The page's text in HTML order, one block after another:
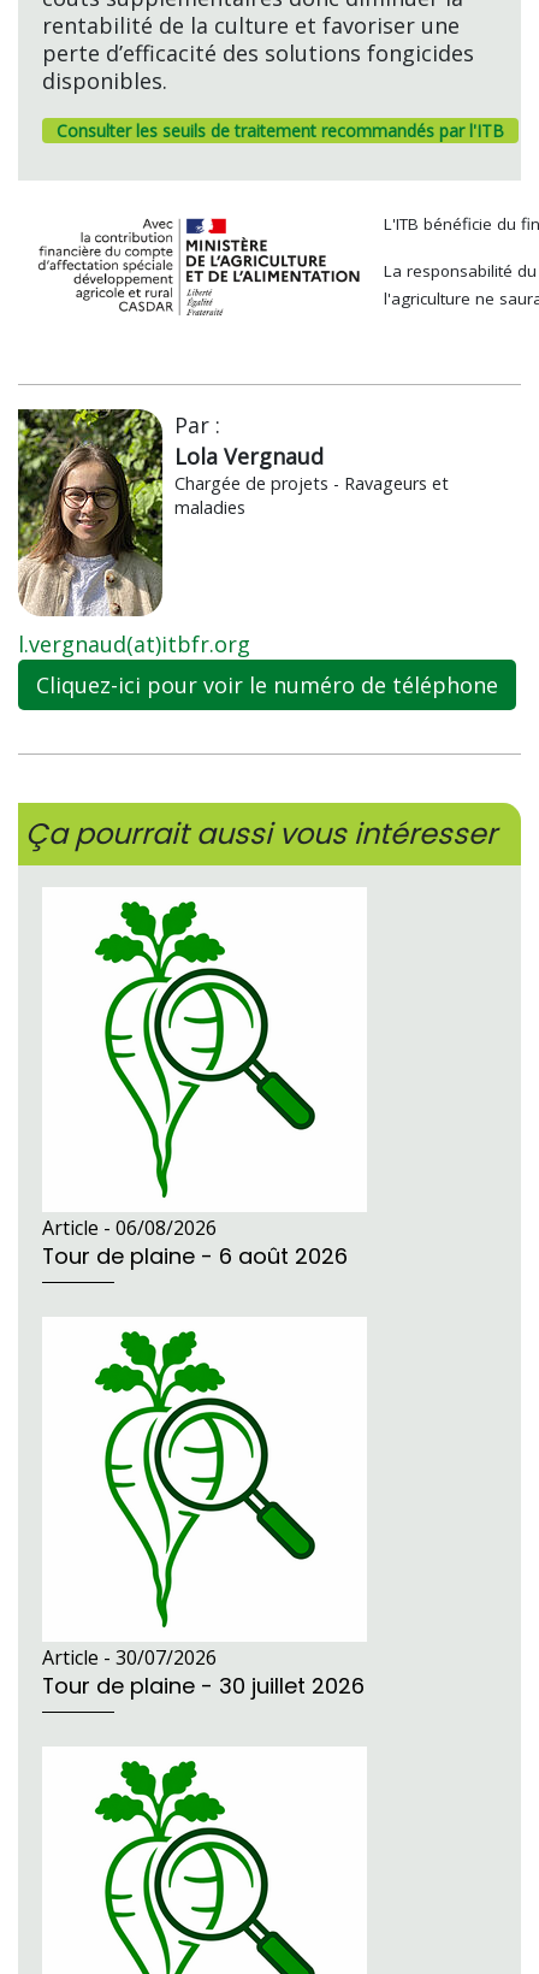
rentabilité de la culture et favoriser une
perte d’efficacité des solutions fongicides
disponibles.
Consulter les seuils de traitement recommandés par l'ITB
L'ITB bénéficie du
La responsabilité
l'agriculture ne
Par :
Lola Vergnaud
Chargée de projets - Ravageurs et
maladies
l.vergnaud(at)itbfr.org
Cliquez-ici pour voir le numéro de téléphone
Ça pourrait aussi vous intéresser
Article - 06/08/2026
Tour de plaine - 6 août 2026
Article - 30/07/2026
Tour de plaine - 30 juillet 2026